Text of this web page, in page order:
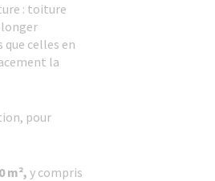
: toiture
celles en
la
pour
m²,y compris